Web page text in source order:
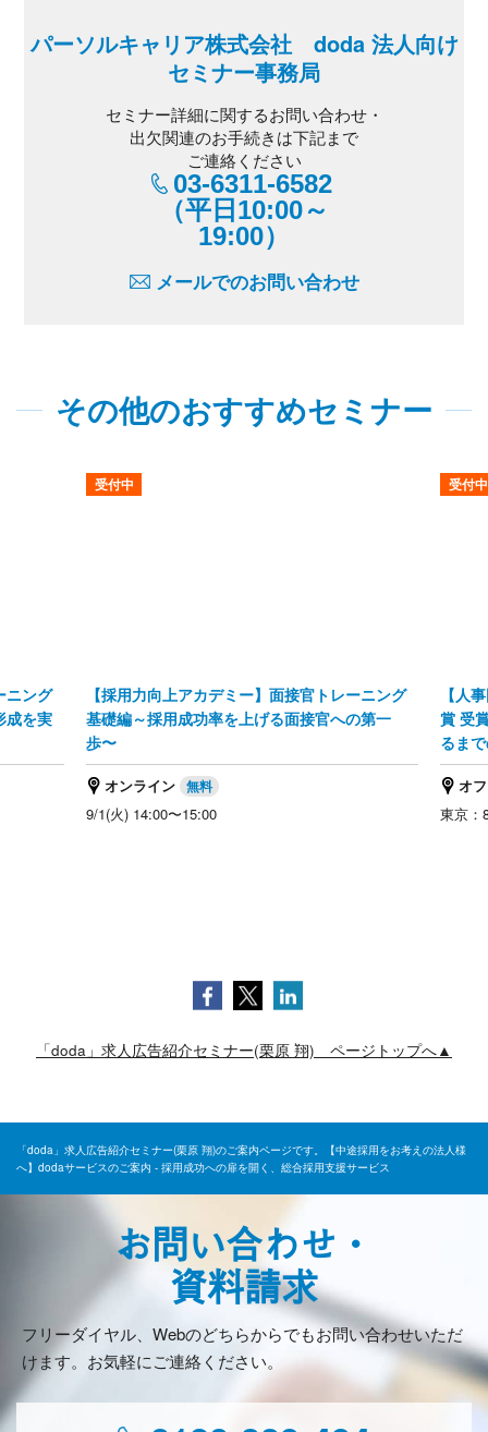
パーソルキャリア株式会社 doda 法人向け
セミナー事務局
セミナー詳細に関するお問い合わせ・
出欠関連のお手続きは下記まで
ご連絡ください
03-6311-6582
（平日10:00～
19:00）
メールでのお問い合わせ
その他のおすすめセミナー
ニング
成を実
受付中
【採用力向上アカデミー】面接官トレーニング
基礎編～採用成功率を上げる面接官への第一
歩〜
オンライン
9/1(火) 14:00〜15:00
受付中
【人
賞 受
るま
オ
東京：
「doda」求人広告紹介セミナー(栗原 翔) ページトップへ▲
「doda」求人広告紹介セミナー(栗原 翔)のご案内ページです。【中途採用をお考えの法人様
へ】dodaサービスのご案内 - 採用成功への扉を開く、総合採用支援サービス
お問い合わせ・
資料請求
フリーダイヤル、Webのどちらからでもお問い合わせいただ
けます。お気軽にご連絡ください。